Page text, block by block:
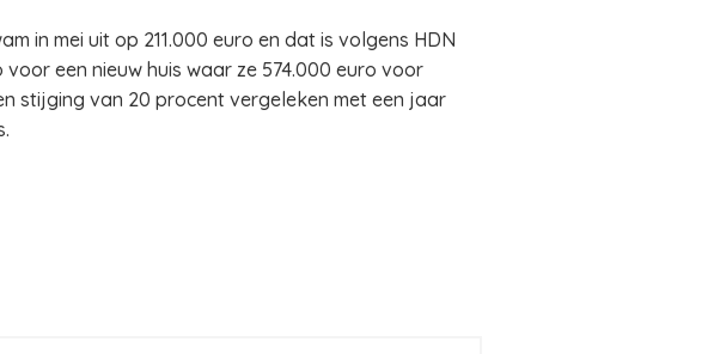
in mei uit op 211.000 euro en dat is volgens HDN
een nieuw huis waar ze 574.000 euro voor
stijging van 20 procent vergeleken met een jaar